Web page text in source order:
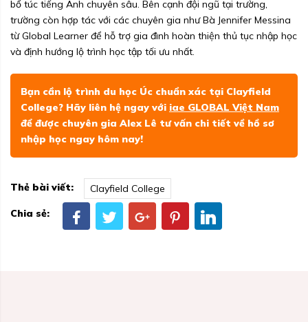
bổ túc tiếng Anh chuyên sâu. Bên cạnh đội ngũ tại trường,
trường còn hợp tác với các chuyên gia như Bà Jennifer Messina
từ Global Learner để hỗ trợ gia đình hoàn thiện thủ tục nhập học
và định hướng lộ trình học tập tối ưu nhất.
Bạn cần lộ trình du học Úc chuẩn xác tại Clayfield
College? Hãy liên hệ ngay với iae GLOBAL Việt Nam
để được chuyên gia Alex Lê tư vấn chi tiết về hồ sơ
nhập học ngay hôm nay!
Thẻ bài viết:
Clayfield College
Chia sẻ: